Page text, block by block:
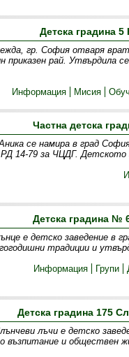
Детска градина
гр. София отваря
приказен рай. Утвърдила
Информация
Мисия
Частна детска
се намира в град
14-79 за ЧЦДГ. Детското
Детска градина №
е детско заведение в
традиции и
Информация
Групи
Детска градина 175
лъчи e детско
възпитание и обществен